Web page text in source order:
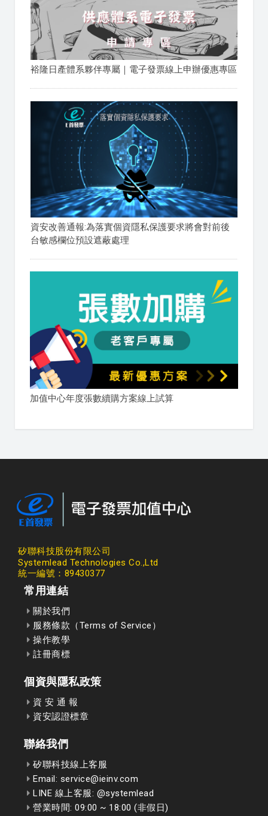
裕隆日產體系夥伴專屬｜電子發票線上申辦優惠專區
資安改善通報:為落實個資隱私保護要求將會對前後
台敏感欄位預設遮蔽處理
加值中心年度張數續購方案線上試算
矽聯科技股份有限公司
Systemlead Technologies Co.,Ltd
統一編號：89430377
常用連結
關於我們
服務條款（Terms of Service）
操作教學
註冊商標
個資與隱私政策
資 安 通 報
資安認證標章
聯絡我們
矽聯科技線上客服
Email: service@ieinv.com
LINE 線上客服: @systemlead
營業時間: 09:00 ~ 18:00 (非假日)